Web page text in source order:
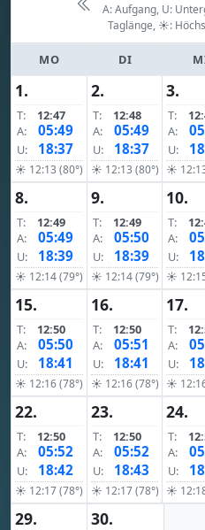
A: Aufgang, U:
Taglänge, ☀:
MO DI
1.
T:
12:47
A:
05:49
U: 18:37
☀ 12:13 (80°)
2.
T:
12:48
A:
05:49
U: 18:37
☀ 12:13 (80°)
3.
T:
A:
U:
☀
8.
T:
12:49
A:
05:49
U: 18:39
☀ 12:14 (79°)
9.
T:
12:49
A:
05:50
U: 18:39
☀ 12:14 (79°)
10.
T:
A:
U:
☀
15.
T:
12:50
A:
05:50
U: 18:41
☀ 12:16 (78°)
16.
T:
12:50
A:
05:51
U: 18:41
☀ 12:16 (78°)
17.
T:
A:
U:
☀
22.
T:
12:50
A:
05:52
U: 18:42
☀ 12:17 (78°)
23.
T:
12:50
A:
05:52
U: 18:43
☀ 12:17 (78°)
24.
T:
A:
U:
☀
29. 30.